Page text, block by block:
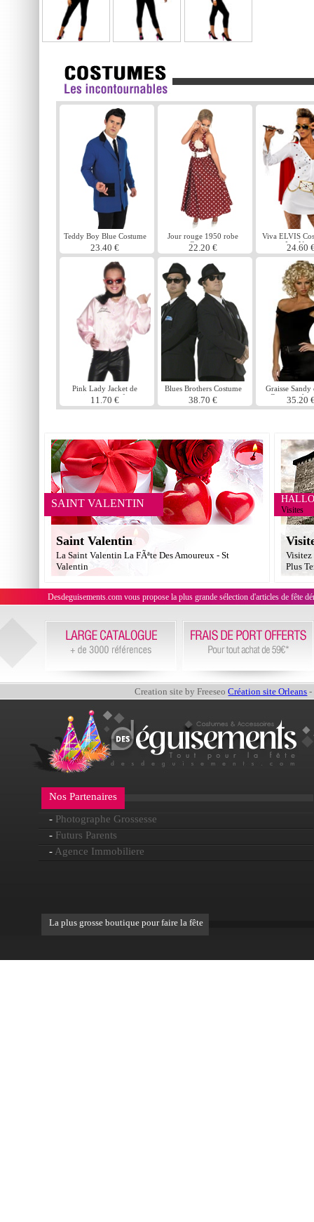
Teddy Boy Blue Costume
23.40 €
Jour rouge 1950 robe
Costume
22.20 €
Viva ELVIS
Las
24.60
Pink Lady Jacket de
graisse pour enfants
11.70 €
Blues Brothers Costume
38.70 €
Graisse
Costume de
35.20
SAINT VALENTIN
Saint Valentin
La Saint Valentin La FÃªte Des Amoureux - St
Valentin
Visites
Visitez
Plus
Desdeguisements.com vous propose la plus grande sélection d'articles de fête
Creation site by FreeseoCréation site Orleans -
Nos Partenaires
- Photographe Grossesse
- Futurs Parents
- Agence Immobiliere
La plus grosse boutique pour faire la fête